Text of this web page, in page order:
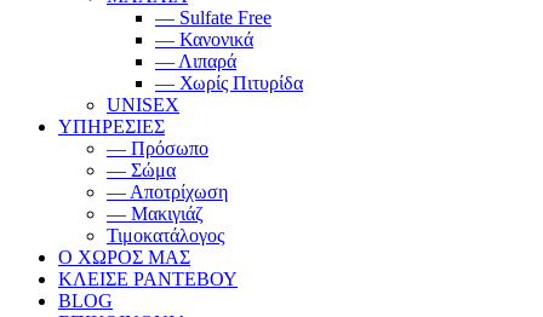
— Sulfate Free
— Κανονικά
— Λιπαρά
— Χωρίς Πιτυρίδα
UNISEX
ΥΠΗΡΕΣΙΕΣ
— Πρόσωπο
— Σώμα
— Αποτρίχωση
— Μακιγιάζ
Τιμοκατάλογος
Ο ΧΩΡΟΣ ΜΑΣ
ΚΛΕΙΣΕ ΡΑΝΤΕΒΟΥ
BLOG